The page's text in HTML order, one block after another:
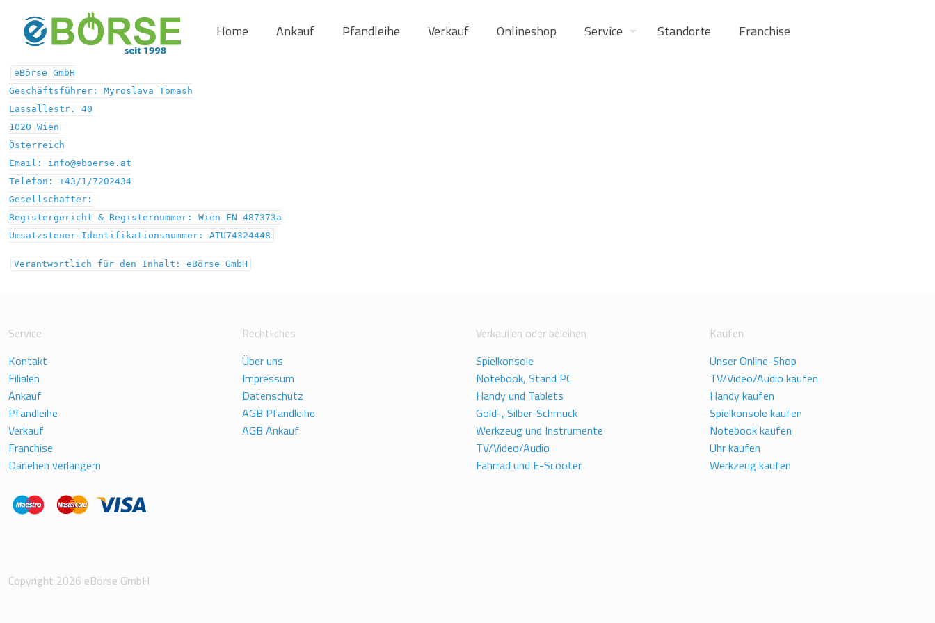
Home Ankauf Pfandleihe Verkauf Onlineshop Service Standorte Franchise
eBörse GmbH
Geschäftsführer: Myroslava Tomash
Lassallestr. 40
1020 Wien
Österreich
Email: info@eboerse.at
Telefon: +43/1/7202434
Gesellschafter:
Registergericht & Registernummer: Wien FN 487373a
Umsatzsteuer-Identifikationsnummer: ATU74324448
Verantwortlich für den Inhalt: eBörse GmbH
Service
Kontakt
Filialen
Ankauf
Pfandleihe
Verkauf
Franchise
Darlehen verlängern
Rechtliches
Über uns
Impressum
Datenschutz
AGB Pfandleihe
AGB Ankauf
Verkaufen oder beleihen
Spielkonsole
Notebook, Stand PC
Handy und Tablets
Gold-, Silber-Schmuck
Werkzeug und Instrumente
TV/Video/Audio
Fahrrad und E-Scooter
Kaufen
Unser Online-Shop
TV/Video/Audio kaufen
Handy kaufen
Spielkonsole kaufen
Notebook kaufen
Uhr kaufen
Werkzeug kaufen
Copyright 2026 eBörse GmbH